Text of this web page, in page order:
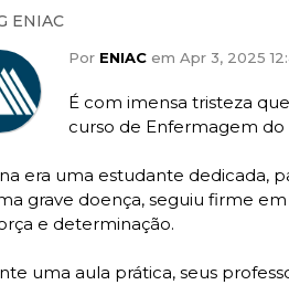
ENIAC
Por ENIACem Apr 3, 2025
É com imensa tristeza
curso de Enfermagem do
era uma estudante dedicada,
grave doença, seguiu firme
e determinação.
uma aula prática, seus